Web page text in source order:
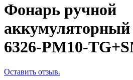
Фонарь ручной
6326-PM10-
Оставить отзыв.